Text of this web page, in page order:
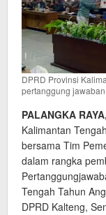
DPRD Provinsi
pertanggung
PALANGKA RAYA,
Kalimantan
bersama Tim
dalam rangka
Tengah Tahun
DPRD Kalteng,